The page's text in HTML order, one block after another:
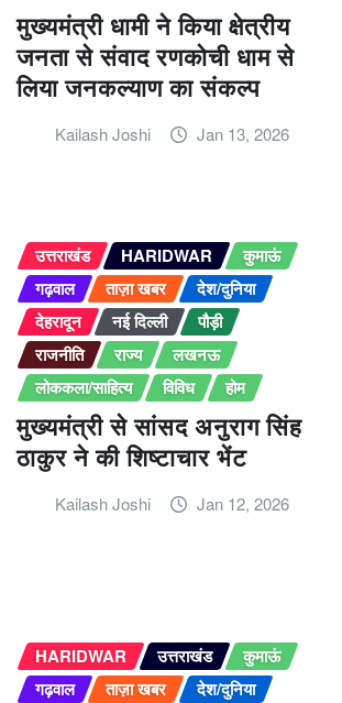
मुख्यमंत्री धामी ने किया क्षेत्रीय
जनता से संवाद रणकोची धाम से
लिया जनकल्याण का संकल्प
Kailash Joshi Jan 13, 2026
उत्तराखंड HARIDWAR
कुमाऊं
गढ़वाल
ताज़ा खबर
देश/दुनिया
देहरादून
नई दिल्ली
पौड़ी
राजनीति
राज्य
लखनऊ
लोककला/साहित्य
विविध होम
मुख्यमंत्री से सांसद अनुराग सिंह
ठाकुर ने की शिष्टाचार भेंट
Kailash Joshi Jan 12, 2026
HARIDWAR उत्तराखंड
कुमाऊं
गढ़वाल
ताज़ा खबर
देश/दुनिया